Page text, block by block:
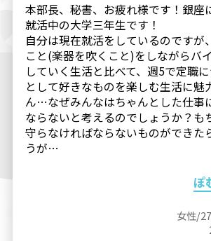
本部長、秘書、お疲れ様です！銀座
就活中の大学三年生です！
自分は現在就活をしているのですが
こと(楽器を吹くこと)をしながらバ
していく生活と比べて、週5で定職
として好きなものを楽しむ生活に魅
ん…なぜみんなはちゃんとした仕事
ならないと考えるのでしょうか？も
守らなければならないものができた
うが…
ぽ
女性/